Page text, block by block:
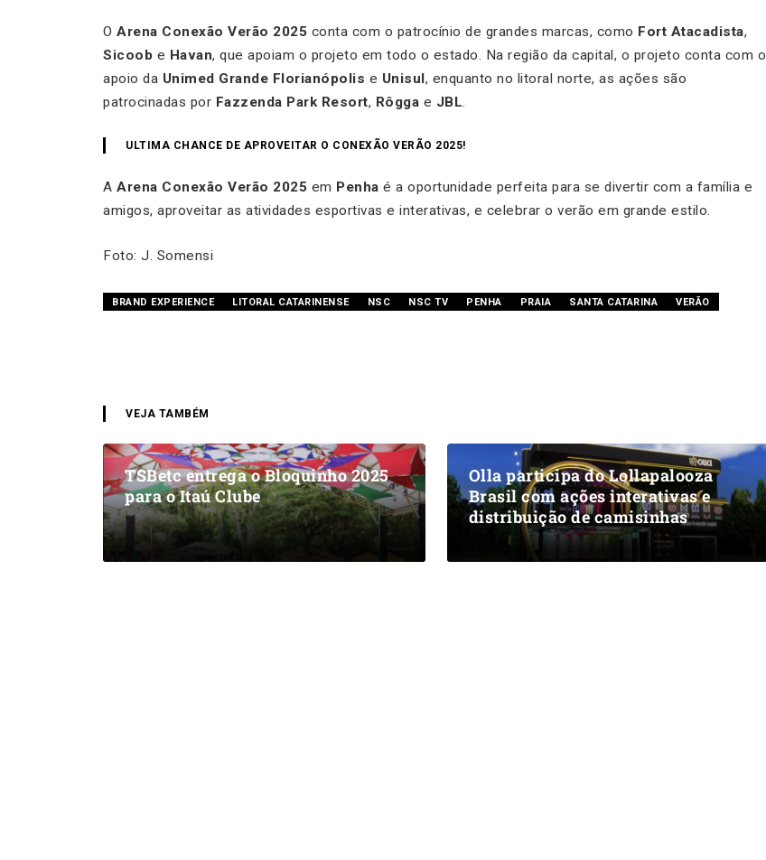
O Arena Conexão Verão 2025 conta com o patrocínio de grandes marcas, como Fort Atacadista,
Sicoob e Havan, que apoiam o projeto em todo o estado. Na região da capital, o projeto conta com o
apoio da Unimed Grande Florianópolis e Unisul, enquanto no litoral norte, as ações são
patrocinadas por Fazzenda Park Resort, Rôgga e JBL.
ULTIMA CHANCE DE APROVEITAR O CONEXÃO VERÃO 2025!
A Arena Conexão Verão 2025 em Penha é a oportunidade perfeita para se divertir com a família e
amigos, aproveitar as atividades esportivas e interativas, e celebrar o verão em grande estilo.
Foto: J. Somensi
BRAND EXPERIENCE LITORAL CATARINENSE NSC NSC TV PENHA PRAIA SANTA CATARINA VERÃO
VEJA TAMBÉM
TSBetc entrega o Bloquinho 2025
para o Itaú Clube
Olla participa do Lollapalooza
Brasil com ações interativas e
distribuição de camisinhas